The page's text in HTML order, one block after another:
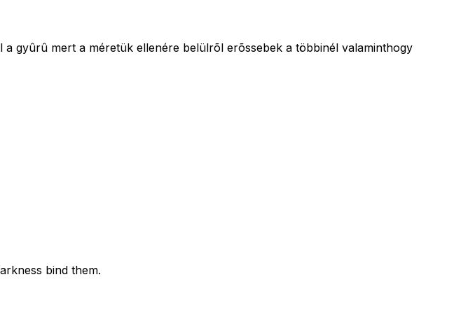
gyûrû mert a méretük ellenére belülrõl erõssebek a többinél valaminthogy
bind them.